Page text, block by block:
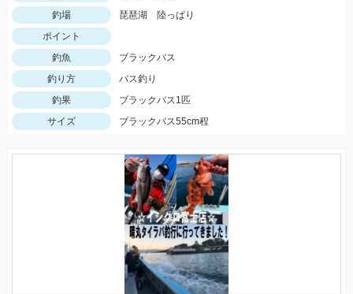
釣場
琵琶湖 陸っぱり
ポイント
釣魚
ブラックバス
釣り方
バス釣り
釣果
ブラックバス1匹
サイズ
ブラックバス55cm程